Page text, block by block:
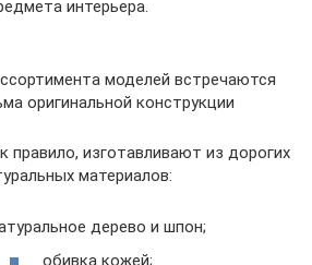
интерьера.
моделей встречаются
оригинальной конструкции
правило, изготавливают из дорогих
материалов:
дерево и шпон;
обивка кожей;